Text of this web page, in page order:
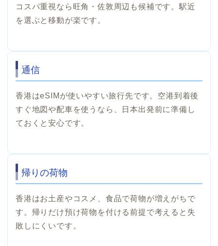
コスパ重視なら旺角・佐敦周辺も候補です。駅近
を選ぶと移動が楽です。
通信
香港はeSIMが使いやすい旅行先です。空港到着後
すぐ地図や配車を使うなら、日本出発前に準備し
ておくと安心です。
帰りの荷物
香港はお土産やコスメ、食品で荷物が増えがちで
す。帰りだけ預け荷物を付ける前提で考えると失
敗しにくいです。